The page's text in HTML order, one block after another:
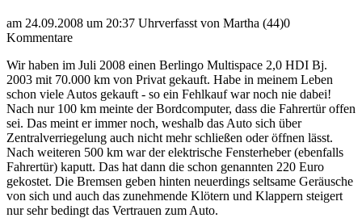
am 24.09.2008 um 20:37 Uhrverfasst von Martha (44)0
Kommentare
Wir haben im Juli 2008 einen Berlingo Multispace 2,0 HDI Bj.
2003 mit 70.000 km von Privat gekauft. Habe in meinem Leben
schon viele Autos gekauft - so ein Fehlkauf war noch nie dabei!
Nach nur 100 km meinte der Bordcomputer, dass die Fahrertür offen
sei. Das meint er immer noch, weshalb das Auto sich über
Zentralverriegelung auch nicht mehr schließen oder öffnen lässt.
Nach weiteren 500 km war der elektrische Fensterheber (ebenfalls
Fahrertür) kaputt. Das hat dann die schon genannten 220 Euro
gekostet. Die Bremsen geben hinten neuerdings seltsame Geräusche
von sich und auch das zunehmende Klötern und Klappern steigert
nur sehr bedingt das Vertrauen zum Auto.